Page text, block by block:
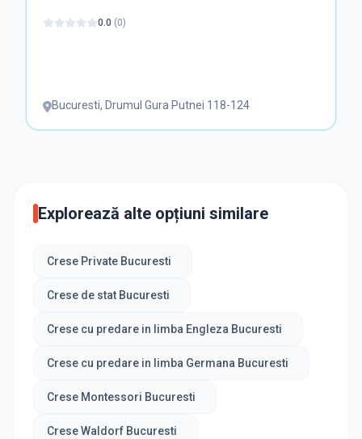
0.0 (0)
Bucuresti, Drumul Gura Putnei 118-124
Explorează alte opțiuni similare
Crese Private Bucuresti
Crese de stat Bucuresti
Crese cu predare in limba Engleza Bucuresti
Crese cu predare in limba Germana Bucuresti
Crese Montessori Bucuresti
Crese Waldorf Bucuresti